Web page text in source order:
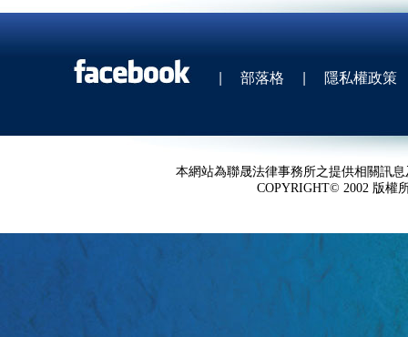
| 部落格 | 隱私權政策
本網站為聯晟法律事務所之提供相關訊
COPYRIGHT© 2002 版權